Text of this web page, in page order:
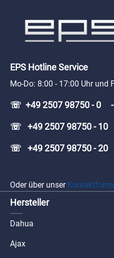
EPS Hotline Service
Mo-Do: 8:00 - 17:00 Uhr und
☏ +49 2507 98750 - 0
☏ +49 2507 98750 - 10
☏ +49 2507 98750 - 20
Oder über unser
Hersteller
Dahua
Ajax